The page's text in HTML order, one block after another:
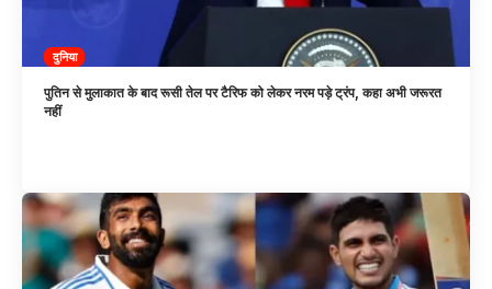
दुनिया
पुतिन से मुलाकात के बाद रूसी तेल पर टैरिफ को लेकर नरम पड़े ट्रंप, कहा अभी जरूरत
नहीं